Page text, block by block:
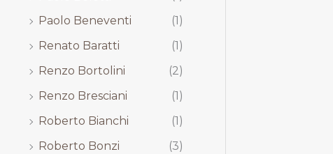
Paolo Beneventi
(1)
Renato Baratti
(1)
Renzo Bortolini
(2)
Renzo Bresciani
(1)
Roberto Bianchi
(1)
Roberto Bonzi
(3)